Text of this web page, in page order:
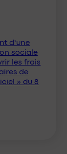
d’une
sociale
les frais
de
» du 8